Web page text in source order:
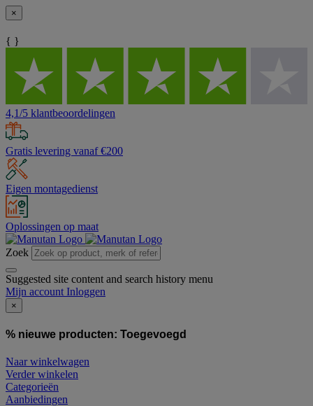
×
{ }
4,1/5 klantbeoordelingen
Gratis levering vanaf €200
Eigen montagedienst
Oplossingen op maat
Zoek
Suggested site content and search history menu
Mijn account Inloggen
×
% nieuwe producten: Toegevoegd
Naar winkelwagen
Verder winkelen
Categorieën
Aanbiedingen